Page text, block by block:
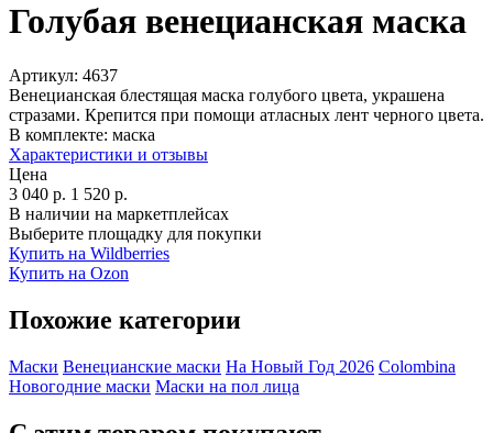
Голубая венецианская маска
Артикул: 4637
Венецианская блестящая маска голубого цвета, украшена
стразами. Крепится при помощи атласных лент черного цвета.
В комплекте: маска
Характеристики и отзывы
Цена
3 040 р. 1 520 р.
В наличии на маркетплейсах
Выберите площадку для покупки
Купить на Wildberries
Купить на Ozon
Похожие категории
Маски Венецианские маски На Новый Год 2026 Colombina
Новогодние маски Маски на пол лица